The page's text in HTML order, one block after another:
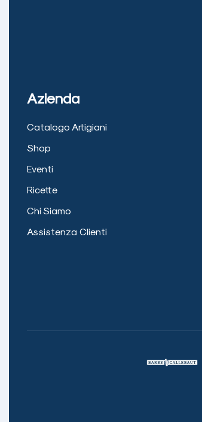
Azienda
Catalogo Artigiani
Shop
Eventi
Ricette
Chi Siamo
Assistenza Clienti